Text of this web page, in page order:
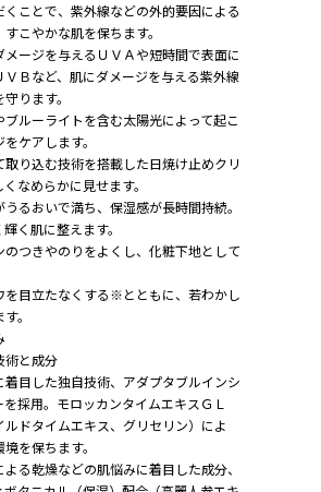
ことで、紫外線などの外的要因による
こやかな肌を保ちます。
ージを与えるＵＶＡや短時間で表面に
Ｂなど、肌にダメージを与える紫外線
ります。
ルーライトを含む太陽光によって起こ
ケアします。
り込む技術を搭載した日焼け止めクリ
なめらかに見せます。
るおいで満ち、保湿感が長時間持続。
く肌に整えます。
つきやのりをよくし、化粧下地として
目立たなくする※とともに、若わかし
。
術と成分
目した独自技術、アダプタブルインシ
採用。モロッカンタイムエキスＧＬ
ルドタイムエキス、グリセリン）によ
を保ちます。
る乾燥などの肌悩みに着目した成分、